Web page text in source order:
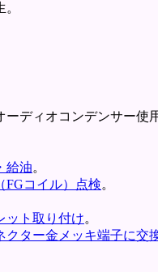
ーディオコンデンサー使
給油。
FGコイル）点検。
ット取り付け。
クター金メッキ端子に交